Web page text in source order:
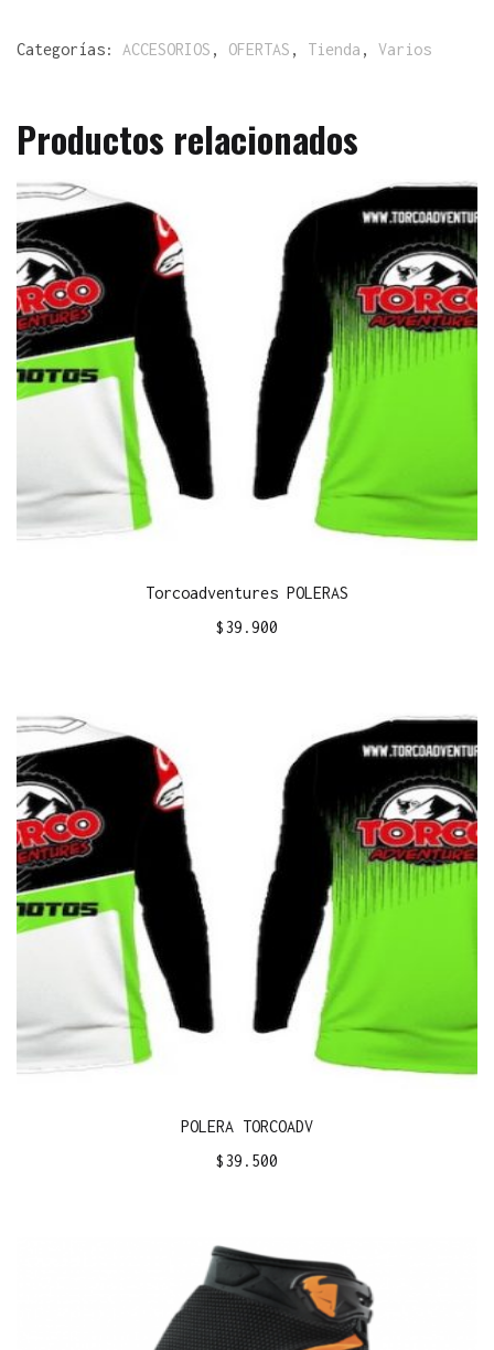
Categorías: ACCESORIOS , OFERTAS , Tienda , Varios
Productos relacionados
Torcoadventures POLERAS
$39.900
POLERA TORCOADV
$39.500